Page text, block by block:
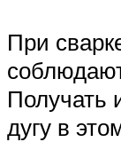
При
Получать
дугу в